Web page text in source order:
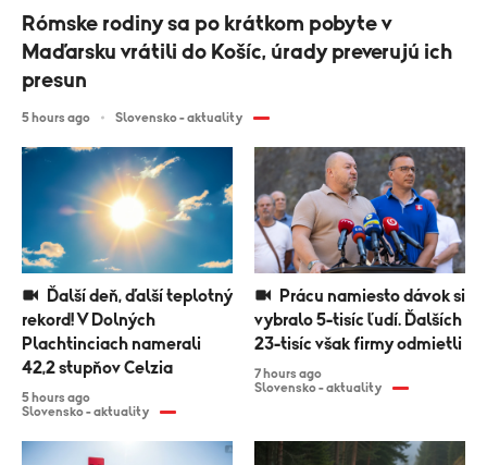
Rómske rodiny sa po krátkom pobyte v
Maďarsku vrátili do Košíc, úrady preverujú ich
presun
5 hours ago Slovensko - aktuality
rekord! V Dolných
Plachtinciach namerali
42,2 stupňov Celzia
5 hours ago
Slovensko - aktuality
vybralo 5-tisíc ľudí. Ďalších
23-tisíc však firmy odmietli
7 hours ago
Slovensko - aktuality